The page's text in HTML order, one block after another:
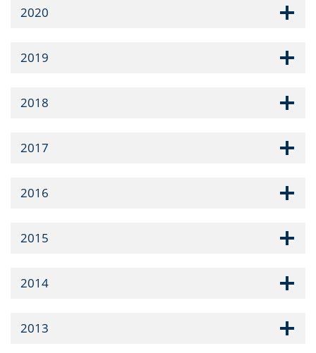
2020
2019
2018
2017
2016
2015
2014
2013